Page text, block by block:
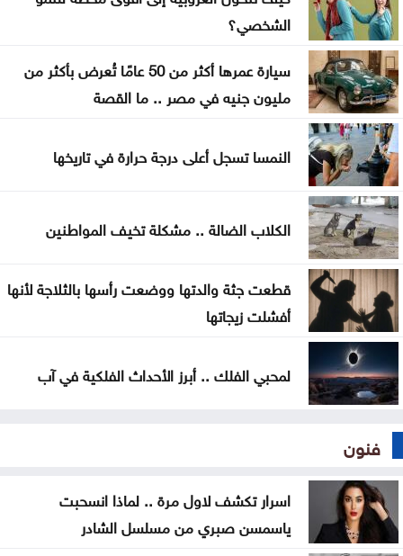
الشخصي؟
سيارة عمرها أكثر من 50 عامًا تُعرض بأكثر من
مليون جنيه في مصر .. ما القصة
النمسا تسجل أعلى درجة حرارة في تاريخها
الكلاب الضالة .. مشكلة تخيف المواطنين
قطعت جثة والدتها ووضعت رأسها بالثلاجة لأنها
أفشلت زيجاتها
لمحبي الفلك .. أبرز الأحداث الفلكية في آب
فنون
اسرار تكشف لاول مرة .. لماذا انسحبت
ياسمسن صبري من مسلسل الشادر